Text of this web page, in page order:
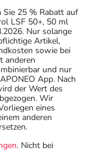
Sie 25 % Rabatt auf
LSF 50+, 50 ml
Nur solange
Artikel,
sowie bei
anderen
und nur
App. Nach
der Wert des
Wir
eines
anderen
. Nicht bei